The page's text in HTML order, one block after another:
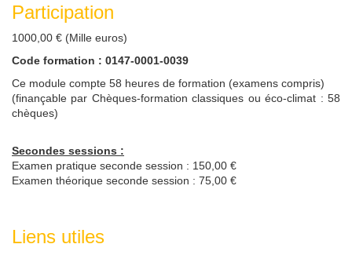
Participation
1000,00 € (Mille euros)
Code formation : 0147-0001-0039
Ce module compte 58 heures de formation (examens compris)
(finançable par Chèques-formation classiques ou éco-climat : 58
chèques)
Secondes sessions :
Examen pratique seconde session : 150,00 €
Examen théorique seconde session : 75,00 €
Liens utiles